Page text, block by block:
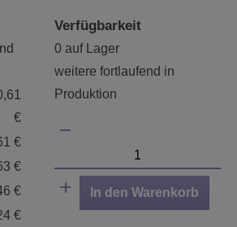
€
€
€
€
€
Verfügbarkeit
0 auf Lager
weitere fortlaufend in
Produktion
In den Warenkorb